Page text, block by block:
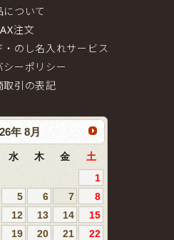
について
注文
・のし名入れサービス
シーポリシー
取引の表記
年 8月
水 木 金
土
1
5 6 7
8
12 13 14
15
19 20 21 22